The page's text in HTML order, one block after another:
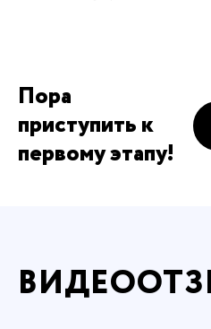
Пора
приступить к
первому этапу!